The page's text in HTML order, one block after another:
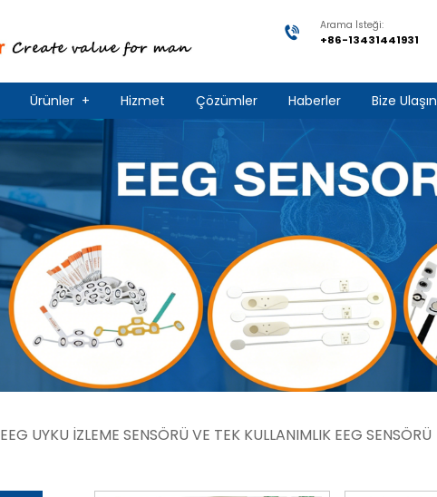
Arama İsteği:
+86-13431441931
Ürünler + Hizmet Çözümler Haberler Bize Ulaşın
EEG UYKU İZLEME SENSÖRÜ VE TEK KULLANIMLIK EEG SENSÖRÜ